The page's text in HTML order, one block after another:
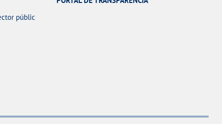
públic